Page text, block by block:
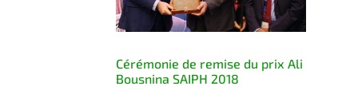
Cérémonie de remise du prix Ali
Bousnina SAIPH 2018